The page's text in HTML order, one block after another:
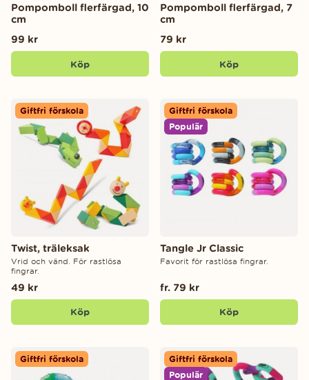
Pompomboll flerfärgad, 10
cm
99 kr
Köp
Pompomboll flerfärgad, 7
cm
79 kr
Köp
Giftfri förskola
Twist, träleksak
Vrid och vänd. För rastlösa
fingrar.
49 kr
Köp
Giftfri förskola
Populär
Tangle Jr Classic
Favorit för rastlösa fingrar.
fr. 79 kr
Köp
Giftfri förskola
Giftfri förskola
Populär